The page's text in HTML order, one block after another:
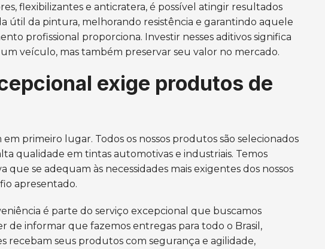
flexibilizantes e anticratera, é possível atingir resultados
útil da pintura, melhorando resistência e garantindo aquele
profissional proporciona. Investir nesses aditivos significa
veículo, mas também preservar seu valor no mercado.
exige produtos de
primeiro lugar. Todos os nossos produtos são selecionados
qualidade em tintas automotivas e industriais. Temos
se adequam às necessidades mais exigentes dos nossos
apresentado.
é parte do serviço excepcional que buscamos
de informar que fazemos entregas para todo o Brasil,
recebam seus produtos com segurança e agilidade,